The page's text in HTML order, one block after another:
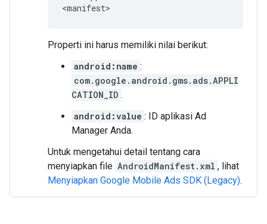
Properti ini harus memiliki nilai berikut:
android:name :
com.google.android.gms.ads.APPLI
CATION_ID .
android:value : ID aplikasi Ad
Manager Anda.
Untuk mengetahui detail tentang cara
menyiapkan file AndroidManifest.xml , lihat
Menyiapkan Google Mobile Ads SDK (Legacy).